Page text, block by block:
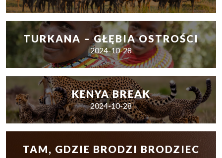
TURKANA – GŁĘBIA OSTROŚCI
2024-10-28
KENYA BREAK
2024-10-28
TAM, GDZIE BRODZI BRODZIEC